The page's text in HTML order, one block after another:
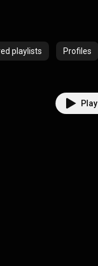
playlists Profiles
Play